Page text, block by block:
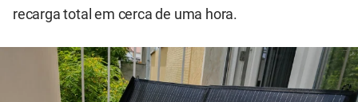
recarga total em cerca de uma hora.